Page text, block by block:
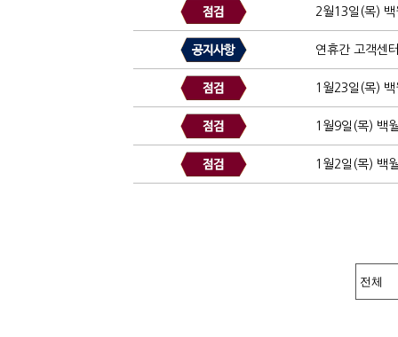
2월13일(목) 백
연휴간 고객센
1월23일(목) 백
1월9일(목) 백
1월2일(목) 백